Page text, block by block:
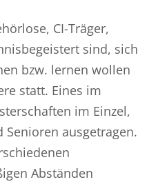
CI-Träger,
sind, sich
bzw. lernen wollen
statt. Eines im
im Einzel,
ausgetragen.
Abständen